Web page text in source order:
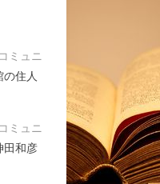
ミュニ
の住人
ミュニ
田和彦